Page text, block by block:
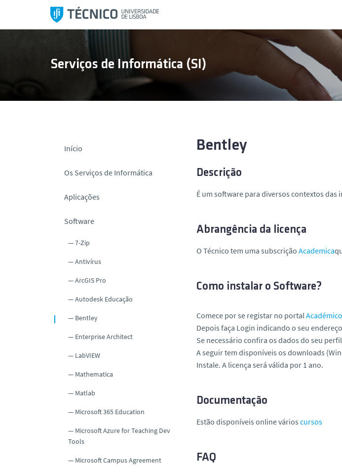
l
Serviços de Informática (SI)
Início
Os Serviços de Informática
Aplicações
Software
7-Zip
Antivírus
ArcGIS Pro
Autodesk Educação
Bentley
Enterprise Architect
LabVIEW
Mathematica
Matlab
Microsoft 365 Education
Microsoft Azure for Teaching Dev
Tools
Microsoft Campus Agreement
Bentley
Descrição
É um software para diversos contextos
Abrangência da licença
O Técnico tem uma subscrição Academica
Como instalar o Software?
Comece por se registar no portal Académico
Depois faça Login indicando o seu
Se necessário confira os dados do seu
A seguir tem disponíveis os downloads
Instale. A licença será válida por 1 ano.
Documentação
Estão disponíveis online vários cursos
FAQ